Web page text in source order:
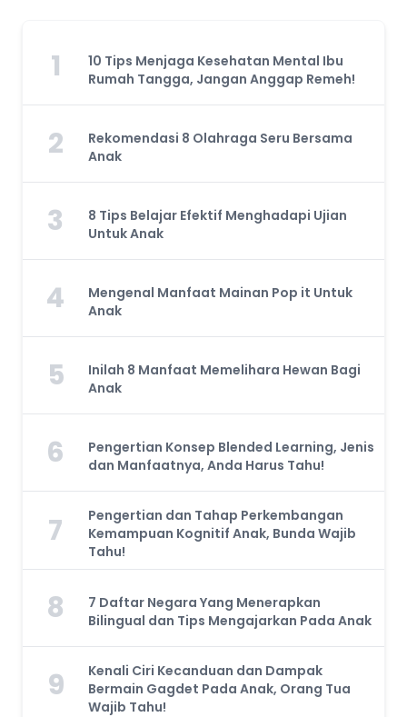
1
10 Tips Menjaga Kesehatan Mental Ibu
Rumah Tangga, Jangan Anggap Remeh!
2
Rekomendasi 8 Olahraga Seru Bersama
Anak
3
8 Tips Belajar Efektif Menghadapi Ujian
Untuk Anak
4
Mengenal Manfaat Mainan Pop it Untuk
Anak
5
Inilah 8 Manfaat Memelihara Hewan Bagi
Anak
6
Pengertian Konsep Blended Learning, Jenis
dan Manfaatnya, Anda Harus Tahu!
7
Pengertian dan Tahap Perkembangan
Kemampuan Kognitif Anak, Bunda Wajib
Tahu!
8
7 Daftar Negara Yang Menerapkan
Bilingual dan Tips Mengajarkan Pada Anak
9
Kenali Ciri Kecanduan dan Dampak
Bermain Gagdet Pada Anak, Orang Tua
Wajib Tahu!